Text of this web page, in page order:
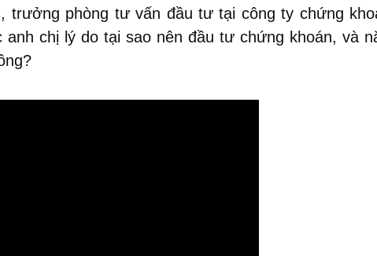
, trưởng phòng tư vấn đầu tư tại công ty chứng
chị lý do tại sao nên đầu tư chứng khoán, và